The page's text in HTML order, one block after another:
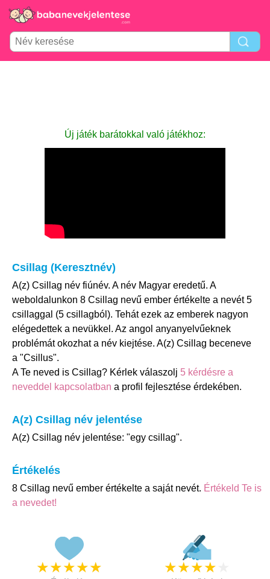
Új játék barátokkal való játékhoz:
Csillag (Keresztnév)
A(z) Csillag név fiúnév. A név Magyar eredetű. A
weboldalunkon 8 Csillag nevű ember értékelte a nevét 5
csillaggal (5 csillagból). Tehát ezek az emberek nagyon
elégedettek a nevükkel. Az angol anyanyelvűeknek
problémát okozhat a név kiejtése. A(z) Csillag beceneve
a "Csillus".
A Te neved is Csillag? Kérlek válaszolj 5 kérdésre a
neveddel kapcsolatban a profil fejlesztése érdekében.
A(z) Csillag név jelentése
A(z) Csillag név jelentése: "egy csillag".
Értékelés
8 Csillag nevű ember értékelte a saját nevét. Értékeld Te is
a nevedet!
★★★★★ ★★★★